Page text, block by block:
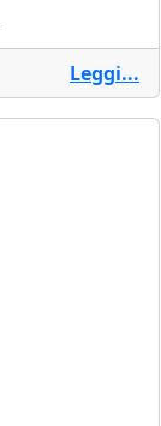
Leggi...